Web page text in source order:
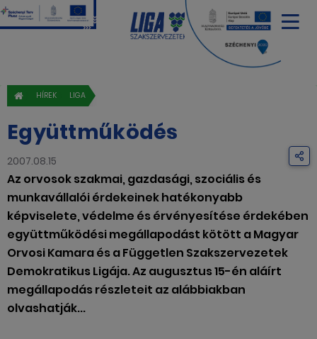
HÍREK LIGA
Együttműködés
2007.08.15
Az orvosok szakmai, gazdasági, szociális és
munkavállalói érdekeinek hatékonyabb
képviselete, védelme és érvényesítése érdekében
együttműködési megállapodást kötött a Magyar
Orvosi Kamara és a Független Szakszervezetek
Demokratikus Ligája. Az augusztus 15-én aláírt
megállapodás részleteit az alábbiakban
olvashatják...